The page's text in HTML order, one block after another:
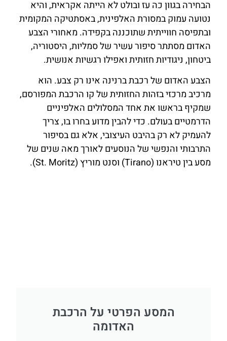
הבחירה בגוון כה עז ובולט לא הייתה אקראית, והיא
נטועה עמוק במסורת האלפינית, באסתטיקה המקומית
ובתפיסה חווייתית שתוכננה בקפידה. מאחורי הצבע
האדום מסתתר סיפור עשיר של סמליות, היסטוריה,
ביטחון, ניגודיות חזותית ואפילו רגשיות אנושית.
הצבע האדום של רכבת ברנינה אינו רק צבע. הוא
מרכיב מרכזי בזהות החזותית של קו הרכבת המפורסם,
שמקיף בראשו את אחד המסלולים האלפיניים
הדרמטיים בעולם. כדי להבין מדוע בחרו בו, צריך
להעמיק לא רק בהיבט העיצובי, אלא גם בסיפור
התרבותי והנפשי של הנוסעים לאורך מאה שנים של
מסע בין טיראנו (Tirano) וסנט מוריץ (St. Moritz).
המסע הפרטי על הרכבת
האדומה